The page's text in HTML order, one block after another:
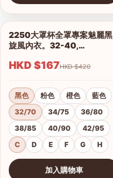
1/14
查看圖片
2250大罩杯全罩專案魅麗黑
旋風內衣。32-40,
HKD $167 HKD $420
黑色 粉色 橙色
藍色
32/70
34/75
36/80
38/85
40/90
42/95
C
D E F G H
加入購物車